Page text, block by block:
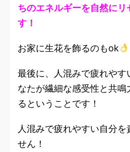
ちのエネルギーを自然にリ
す！
お家に生花を飾るのもok
最後に、人混みで疲れやす
なたが繊細な感受性と共
るということです！
人混みで疲れやすい自分を
せん！